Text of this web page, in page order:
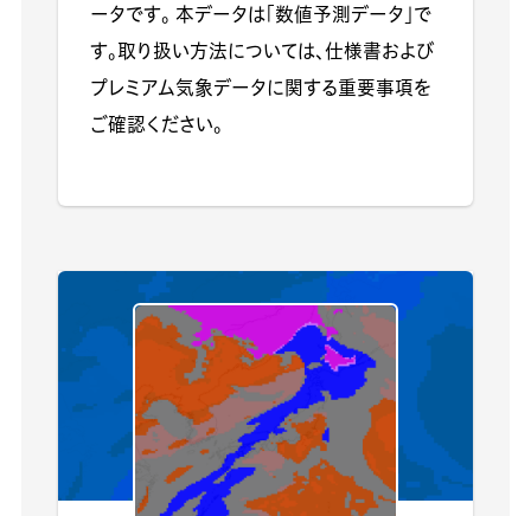
ータです。 本データは「数値予測データ」で
す。取り扱い方法については、仕様書および
プレミアム気象データに関する重要事項を
ご確認ください。